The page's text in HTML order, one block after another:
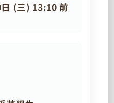
(三) 13:10 前